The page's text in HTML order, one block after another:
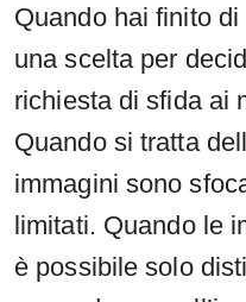
Quando hai finito
una scelta per
richiesta di sfida ai
Quando si tratta
immagini sono
limitati. Quando le
è possibile solo